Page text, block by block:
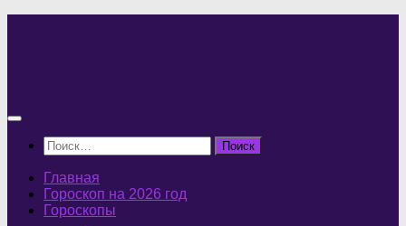
Найти:
Главная
Гороскоп на 2026 год
Гороскопы